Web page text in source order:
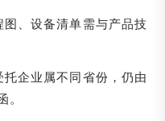
、设备清单需与产品技
企业属不同省份，仍由